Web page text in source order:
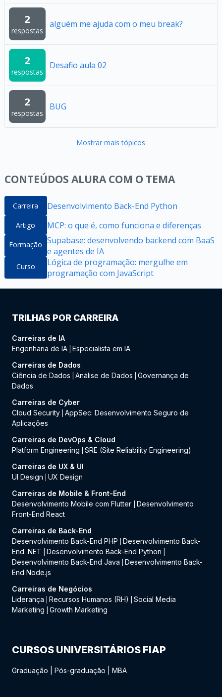
2
respostas
alguém me ajuda com o meu break?
2
respostas
Desafio aula 02
2
respostas
BUG
Mostrar mais tópicos
CONTEÚDOS ALURA COM O TEMA
Carreira Desenvolvimento Back-End Python
Artigo MCP: o que é, como funciona e diferenças
Formação Supabase: desenvolvendo backend com BaaS
e agentes de IA
Curso
Lógica de programação: mergulhe em
programação com JavaScript
TRILHAS POR CARREIRA
Carreiras de IA
Engenharia de IA Especialista em IA
Carreiras de Dados
Ciência de Dados
Análise de Dados
Governança de
Dados
Carreiras de Cyber
Cloud Security AppSec: Desenvolvimento Seguro de
Aplicações
Carreiras de DevOps & Cloud
Platform Engineering
SRE (Site Reliability Engineering)
Carreiras de UX & UI
UI Design
UX Design
Carreiras de Mobile & Front-End
Desenvolvimento Mobile com Flutter
Desenvolvimento
Front-End React
Carreiras de Back-End
Desenvolvimento Back-End PHP
Desenvolvimento Back-
End .NET
Desenvolvimento Back-End Python
Desenvolvimento Back-End Java
Desenvolvimento Back-
End Node.js
Carreiras de Negócios
Liderança
Recursos Humanos (RH)
Social Media
Marketing
Growth Marketing
CURSOS UNIVERSITÁRIOS FIAP
Graduação Pós-graduação MBA